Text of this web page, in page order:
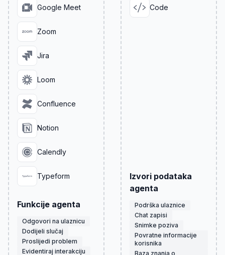
Google Meet
Zoom
Jira
Loom
Confluence
Notion
Calendly
Typeform
Funkcije agenta
Odgovori na ulaznicu
Dodijeli slučaj
Proslijedi problem
Evidentiraj interakciju
Code
Izvori podataka
agenta
Podrška ulaznice
Chat zapisi
Snimke poziva
Povratne informacije
korisnika
Baza znanja o